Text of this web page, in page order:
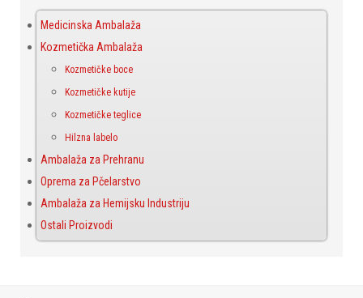
Medicinska Ambalaža
Kozmetička Ambalaža
Kozmetičke boce
Kozmetičke kutije
Kozmetičke teglice
Hilzna labelo
Ambalaža za Prehranu
Oprema za Pčelarstvo
Ambalaža za Hemijsku Industriju
Ostali Proizvodi